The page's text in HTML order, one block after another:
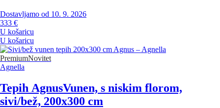
Dostavljamo od 10. 9. 2026
333 €
U košaricu
U košaricu
PremiumNovitet
Agnella
Tepih AgnusVunen, s niskim florom,
sivi/bež, 200x300 cm